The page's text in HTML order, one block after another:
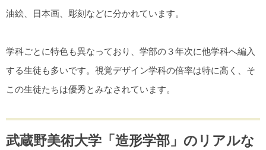
油絵、日本画、彫刻などに分かれています。
学科ごとに特色も異なっており、学部の３年次に他学科へ編入
する生徒も多いです。視覚デザイン学科の倍率は特に高く、そ
この生徒たちは優秀とみなされています。
武蔵野美術大学「造形学部」のリアルな